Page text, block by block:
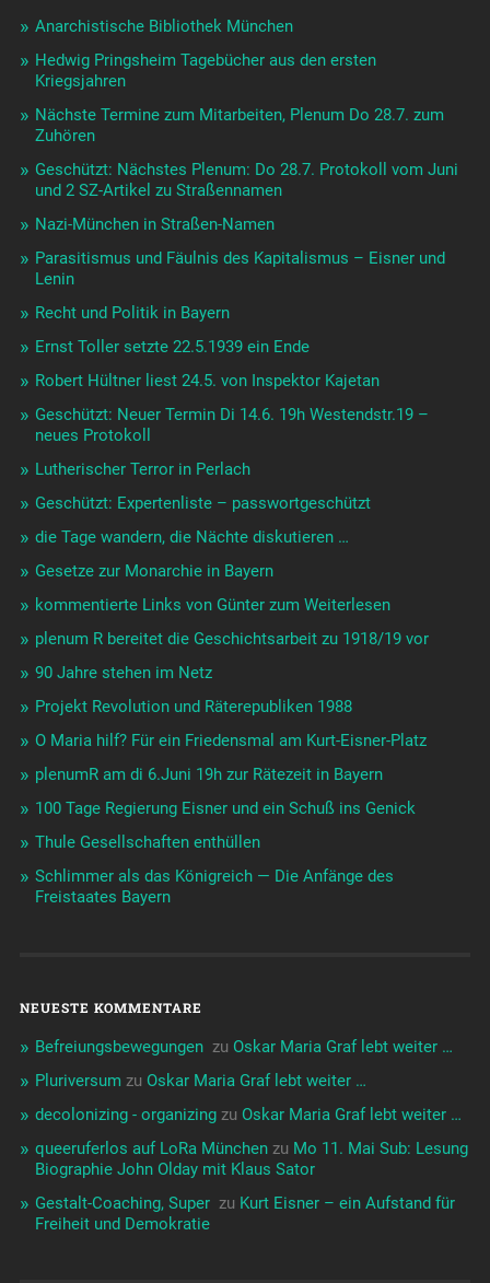
Anarchistische Bibliothek München
Hedwig Pringsheim Tagebücher aus den ersten
Kriegsjahren
Nächste Termine zum Mitarbeiten, Plenum Do 28.7. zum
Zuhören
Geschützt: Nächstes Plenum: Do 28.7. Protokoll vom Juni
und 2 SZ-Artikel zu Straßennamen
Nazi-München in Straßen-Namen
Parasitismus und Fäulnis des Kapitalismus – Eisner und
Lenin
Recht und Politik in Bayern
Ernst Toller setzte 22.5.1939 ein Ende
Robert Hültner liest 24.5. von Inspektor Kajetan
Geschützt: Neuer Termin Di 14.6. 19h Westendstr.19 –
neues Protokoll
Lutherischer Terror in Perlach
Geschützt: Expertenliste – passwortgeschützt
die Tage wandern, die Nächte diskutieren …
Gesetze zur Monarchie in Bayern
kommentierte Links von Günter zum Weiterlesen
plenum R bereitet die Geschichtsarbeit zu 1918/19 vor
90 Jahre stehen im Netz
Projekt Revolution und Räterepubliken 1988
O Maria hilf? Für ein Friedensmal am Kurt-Eisner-Platz
plenumR am di 6.Juni 19h zur Rätezeit in Bayern
100 Tage Regierung Eisner und ein Schuß ins Genick
Thule Gesellschaften enthüllen
Schlimmer als das Königreich — Die Anfänge des
Freistaates Bayern
NEUESTE KOMMENTARE
Befreiungsbewegungen ️‍ zu Oskar Maria Graf lebt weiter …
Pluriversum zu Oskar Maria Graf lebt weiter …
decolonizing - organizingzu Oskar Maria Graf lebt weiter …
queeruferlos auf LoRa Münchenzu Mo 11. Mai Sub: Lesung
Biographie John Olday mit Klaus Sator
Gestalt-Coaching, Super ️‍ zu Kurt Eisner – ein Aufstand für
Freiheit und Demokratie